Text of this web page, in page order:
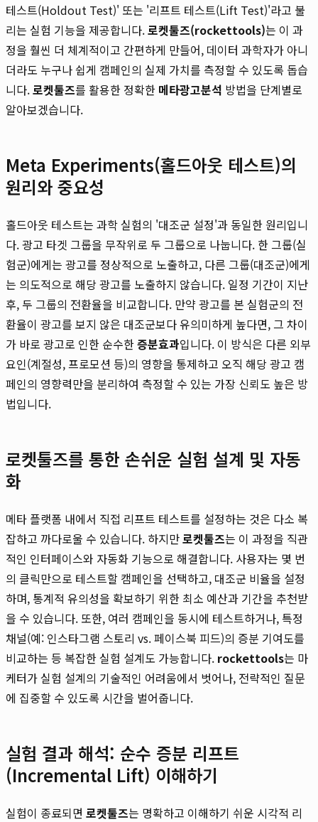
테스트(Holdout Test)' 또는 '리프트 테스트(Lift Test)'라고 불
리는 실험 기능을 제공합니다.로켓툴즈(rockettools)는 이 과
정을 훨씬 더 체계적이고 간편하게 만들어, 데이터 과학자가 아니
더라도 누구나 쉽게 캠페인의 실제 가치를 측정할 수 있도록 돕습
니다.로켓툴즈를 활용한 정확한 메타광고분석 방법을 단계별로
알아보겠습니다.
Meta Experiments(홀드아웃 테스트)의
원리와 중요성
홀드아웃 테스트는 과학 실험의 '대조군 설정'과 동일한 원리입니
다. 광고 타겟 그룹을 무작위로 두 그룹으로 나눕니다. 한 그룹(실
험군)에게는 광고를 정상적으로 노출하고, 다른 그룹(대조군)에게
는 의도적으로 해당 광고를 노출하지 않습니다. 일정 기간이 지난
후, 두 그룹의 전환율을 비교합니다. 만약 광고를 본 실험군의 전
환율이 광고를 보지 않은 대조군보다 유의미하게 높다면, 그 차이
가 바로 광고로 인한 순수한증분효과입니다. 이 방식은 다른 외부
요인(계절성, 프로모션 등)의 영향을 통제하고 오직 해당 광고 캠
페인의 영향력만을 분리하여 측정할 수 있는 가장 신뢰도 높은 방
법입니다.
로켓툴즈를 통한 손쉬운 실험 설계 및 자동
화
메타 플랫폼 내에서 직접 리프트 테스트를 설정하는 것은 다소 복
잡하고 까다로울 수 있습니다. 하지만로켓툴즈는 이 과정을 직관
적인 인터페이스와 자동화 기능으로 해결합니다. 사용자는 몇 번
의 클릭만으로 테스트할 캠페인을 선택하고, 대조군 비율을 설정
하며, 통계적 유의성을 확보하기 위한 최소 예산과 기간을 추천받
을 수 있습니다. 또한, 여러 캠페인을 동시에 테스트하거나, 특정
채널(예: 인스타그램 스토리 vs. 페이스북 피드)의 증분 기여도를
비교하는 등 복잡한 실험 설계도 가능합니다. rockettools는 마
케터가 실험 설계의 기술적인 어려움에서 벗어나, 전략적인 질문
에 집중할 수 있도록 시간을 벌어줍니다.
실험 결과 해석: 순수 증분 리프트
(Incremental Lift) 이해하기
실험이 종료되면 로켓툴즈는 명확하고 이해하기 쉬운 시각적 리